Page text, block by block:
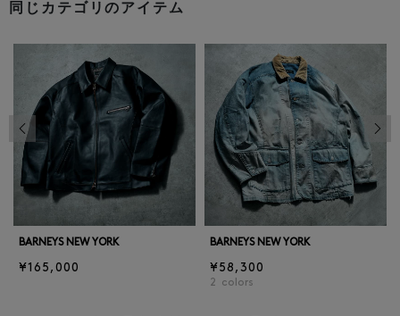
同じカテゴリのアイテム
BARNEYS NEW YORK
¥165,000
BARNEYS NEW YORK
¥58,300
2 colors
前の画像